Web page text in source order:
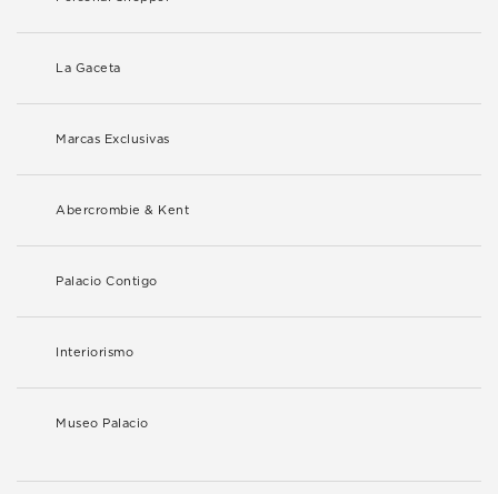
La Gaceta
Marcas Exclusivas
Abercrombie & Kent
Palacio Contigo
Interiorismo
Museo Palacio